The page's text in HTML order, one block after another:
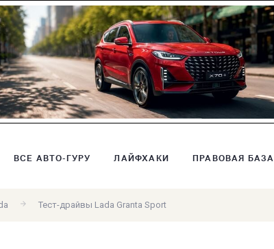
ВСЕ АВТО-ГУРУ ЛАЙФХАКИ ПРАВОВАЯ БАЗА
Тест-драйвы Lada Granta Sport